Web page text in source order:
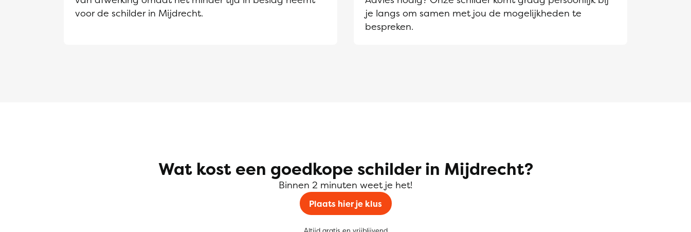
voor de schilder in Mijdrecht.
je langs om samen met jou de mogelijkheden te
bespreken.
Wat kost een goedkope schilder in Mijdrecht?
Binnen 2 minuten weet je het!
Plaats hier je klus